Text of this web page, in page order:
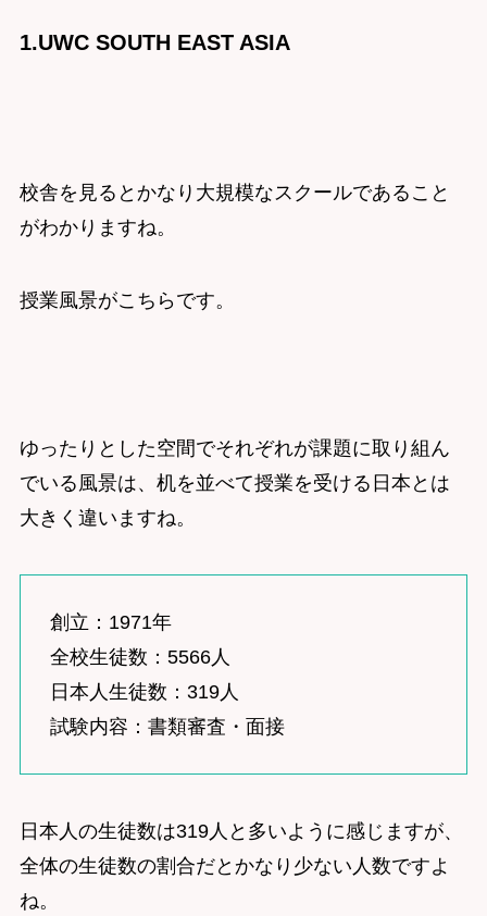
1.UWC SOUTH EAST ASIA
校舎を見るとかなり大規模なスクールであること
がわかりますね。
授業風景がこちらです。
ゆったりとした空間でそれぞれが課題に取り組ん
でいる風景は、机を並べて授業を受ける日本とは
大きく違いますね。
創立：1971年
全校生徒数：5566人
日本人生徒数：319人
試験内容：書類審査・面接
日本人の生徒数は319人と多いように感じますが、
全体の生徒数の割合だとかなり少ない人数ですよ
ね。